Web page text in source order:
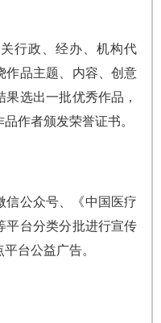
行政、经办、机构代
作品主题、内容、创意
选出一批优秀作品，
作者颁发荣誉证书。
信公众号、《中国医疗
平台分类分批进行宣传
台公益广告。